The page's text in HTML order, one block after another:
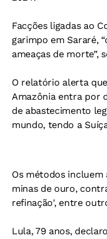
Facções ligadas ao
garimpo em Sararé,
ameaças de morte”,
O relatório alerta
Amazônia entra por
de abastecimento
mundo, tendo a
Os métodos incluem
minas de ouro,
refinação', entre
Lula, 79 anos,